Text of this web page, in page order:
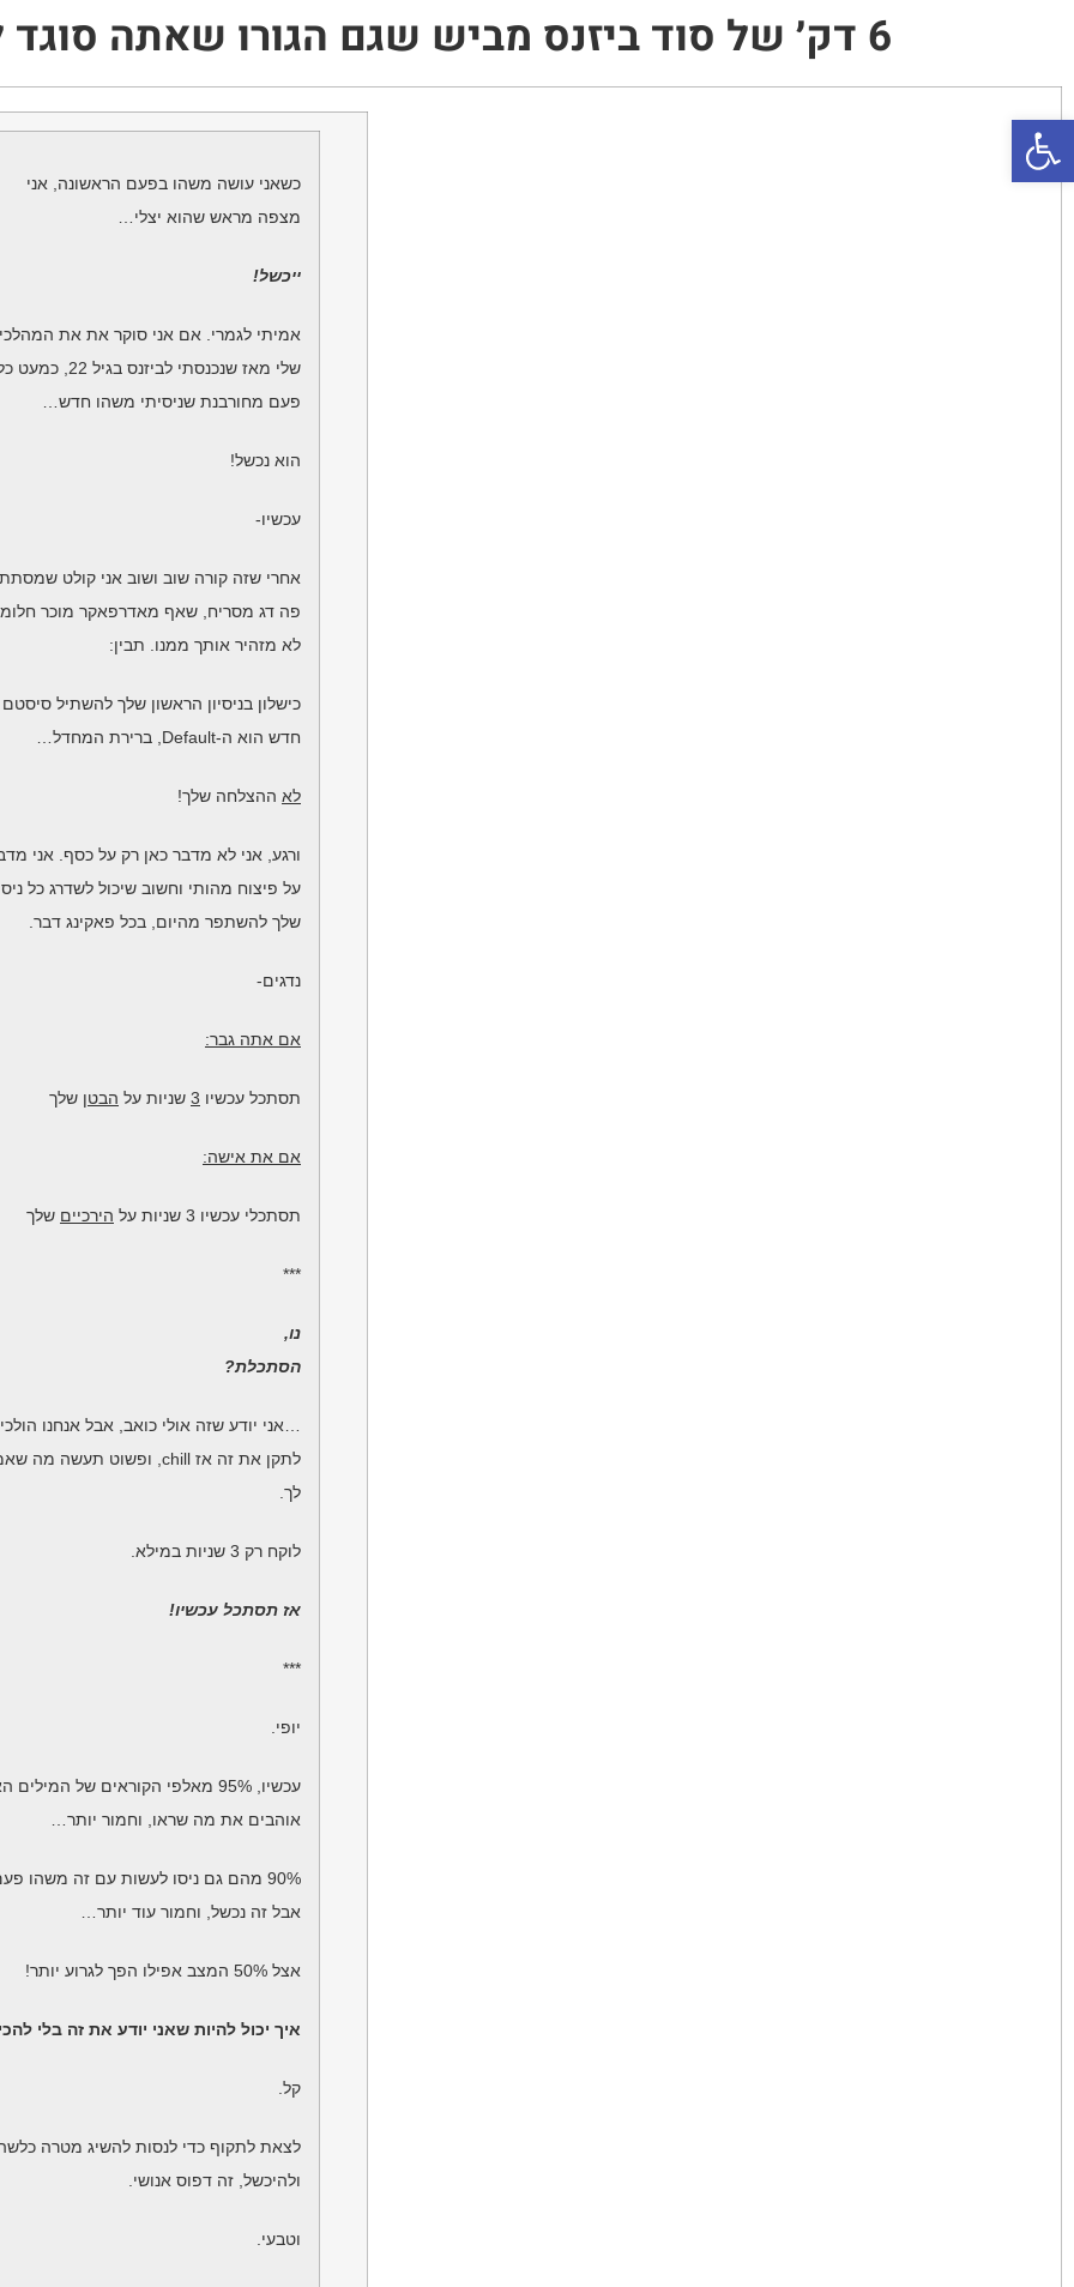
פתח סרגל נגישות
6 דק׳ של סוד ביזנס מביש שגם הגורו שאתה סוגד לו מסתיר ממך…
כשאני עושה משהו בפעם הראשונה, אני
מצפה מראש שהוא יצלי…
ייכשל!
אמיתי לגמרי. אם אני סוקר את את
שלי מאז שנכנסתי לביזנס בגיל 22, כמעט כל
פעם מחורבנת שניסיתי משהו חדש…
הוא נכשל!
עכשיו-
אחרי שזה קורה שוב ושוב אני קולט
פה דג מסריח, שאף מאדרפאקר מוכר
לא מזהיר אותך ממנו. תבין:
כישלון בניסיון הראשון שלך להשתיל סיסטם
חדש הוא ה-Default, ברירת המחדל…
לא ההצלחה שלך!
ורגע, אני לא מדבר כאן רק על כסף. אני
על פיצוח מהותי וחשוב שיכול לשדרג כל
שלך להשתפר מהיום, בכל פאקינג דבר.
נדגים-
אם אתה גבר:
תסתכל עכשיו 3 שניות על הבטן שלך
אם את אישה:
תסתכלי עכשיו 3 שניות על הירכיים שלך
***
נו,
הסתכלת?
…אני יודע שזה אולי כואב, אבל אנחנו
לתקן את זה אז chill, ופשוט תעשה מה שאמרתי
לך.
לוקח רק 3 שניות במילא.
אז תסתכל עכשיו!
***
יופי.
עכשיו, 95% מאלפי הקוראים של המילים האלה לא
אוהבים את מה שראו, וחמור יותר…
90% מהם גם ניסו לעשות עם זה משהו פעם,
אבל זה נכשל, וחמור עוד יותר…
אצל 50% המצב אפילו הפך לגרוע יותר!
איך יכול להיות שאני יודע את זה בלי
קל.
לצאת לתקוף כדי לנסות להשיג מטרה
ולהיכשל, זה דפוס אנושי.
וטבעי.